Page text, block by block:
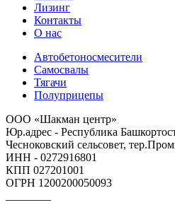
Лизинг
Контакты
О нас
Автобетоносмесители
Самосвалы
Тягачи
Полуприцепы
ООО «Шакман центр»
Юр.адрес - Республика
Чесноковский сельсовет,
ИНН - 0272916801
КПП 027201001
ОГРН 1200200050093